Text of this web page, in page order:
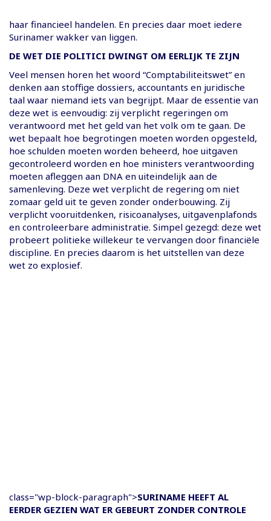
haar financieel handelen. En precies daar moet iedere
Surinamer wakker van liggen.
DE WET DIE POLITICI DWINGT OM EERLIJK TE ZIJN
Veel mensen horen het woord “Comptabiliteitswet” en
denken aan stoffige dossiers, accountants en juridische
taal waar niemand iets van begrijpt. Maar de essentie van
deze wet is eenvoudig: zij verplicht regeringen om
verantwoord met het geld van het volk om te gaan. De
wet bepaalt hoe begrotingen moeten worden opgesteld,
hoe schulden moeten worden beheerd, hoe uitgaven
gecontroleerd worden en hoe ministers verantwoording
moeten afleggen aan DNA en uiteindelijk aan de
samenleving. Deze wet verplicht de regering om niet
zomaar geld uit te geven zonder onderbouwing. Zij
verplicht vooruitdenken, risicoanalyses, uitgavenplafonds
en controleerbare administratie. Simpel gezegd: deze wet
probeert politieke willekeur te vervangen door financiële
discipline. En precies daarom is het uitstellen van deze
wet zo explosief.
class="wp-block-paragraph">SURINAME HEEFT AL
EERDER GEZIEN WAT ER GEBEURT ZONDER CONTROLE